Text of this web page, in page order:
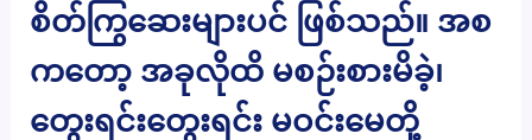
စိတ်ကြွဆေးများပင် ဖြစ်သည်။ အစ
ကတော့ အခုလိုထိ မစဉ်းစားမိခဲ့၊
တွေးရင်းတွေးရင်း မဝင်းမေတို့